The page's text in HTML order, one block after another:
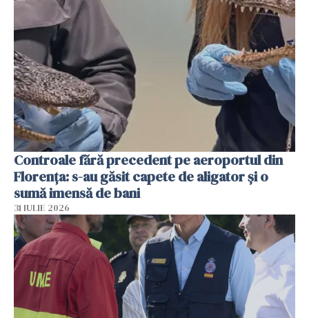
Controale fără precedent pe aeroportul din
Florența: s-au găsit capete de aligator și o
sumă imensă de bani
31 IULIE 2026